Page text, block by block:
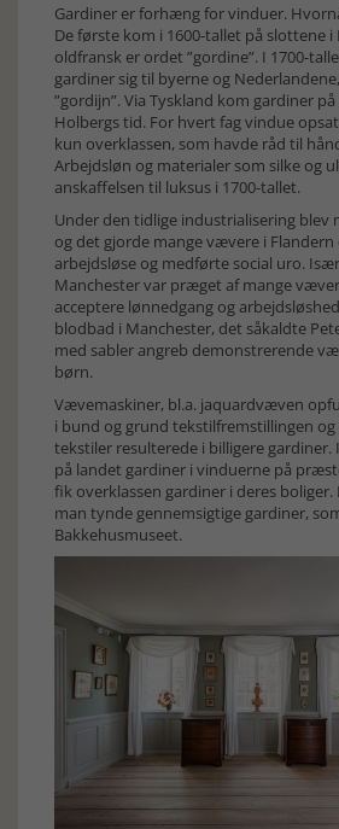
Gardiner er forhæng for vinduer.
De første kom i 1600-tallet på slottene
oldfransk er ordet ”gordine”. I 1700-
gardiner sig til byerne og
”gordijn”. Via Tyskland kom gardiner
Holbergs tid. For hvert fag vindue
kun overklassen, som havde råd til
Arbejdsløn og materialer som silke og
anskaffelsen til luksus i 1700-tallet.
Under den tidlige industrialisering
og det gjorde mange vævere i Flandern
arbejdsløse og medførte social uro.
Manchester var præget af mange
acceptere lønnedgang og
blodbad i Manchester, det såkaldte
med sabler angreb demonstrerende
børn.
Vævemaskiner, bl.a. jaquardvæven
i bund og grund tekstilfremstillingen
tekstiler resulterede i billigere gardiner.
på landet gardiner i vinduerne på
fik overklassen gardiner i deres
man tynde gennemsigtige gardiner,
Bakkehusmuseet.